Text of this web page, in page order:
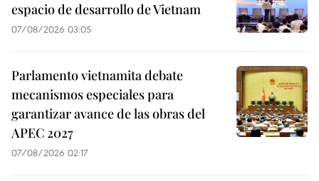
espacio de desarrollo de Vietnam
07/08/2026 03:05
Parlamento vietnamita debate
mecanismos especiales para
garantizar avance de las obras del
APEC 2027
07/08/2026 02:17